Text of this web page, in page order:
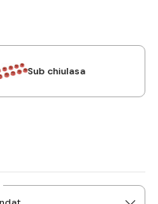
Sub chiulasa